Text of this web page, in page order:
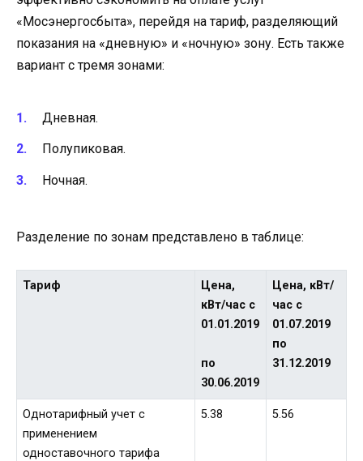
«Мосэнергосбыта», перейдя на тариф, разделяющий
показания на «дневную» и «ночную» зону. Есть также
вариант с тремя зонами:
Дневная.
Полупиковая.
Ночная.
Разделение по зонам представлено в таблице:
Тариф
Цена,
кВт/час с
01.01.2019
по
30.06.2019
Цена, кВт/
час с
01.07.2019
по
31.12.2019
Однотарифный учет с
применением
одноставочного тарифа
5.38 5.56